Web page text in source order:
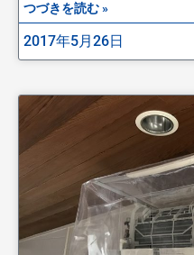
つづきを読む »
2017年5月26日